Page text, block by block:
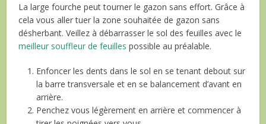
La large fourche peut tourner le gazon sans effort. Grâce à
cela vous aller tuer la zone souhaitée de gazon sans
désherbant. Veillez à débarrasser le sol des feuilles avec le
meilleur souffleur de feuilles possible au préalable.
Enfoncer les dents dans le sol en se tenant debout sur
la barre transversale et en se balancement d’avant en
arrière.
Penchez vous légèrement en arrière et commencer à